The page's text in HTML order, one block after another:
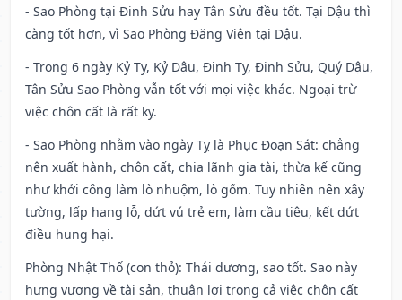
- Sao Phòng tại Đinh Sửu hay Tân Sửu đều tốt. Tại Dậu thì
càng tốt hơn, vì Sao Phòng Đăng Viên tại Dậu.
- Trong 6 ngày Kỷ Tỵ, Kỷ Dậu, Đinh Tỵ, Đinh Sửu, Quý Dậu,
Tân Sửu Sao Phòng vẫn tốt với mọi việc khác. Ngoại trừ
việc chôn cất là rất kỵ.
- Sao Phòng nhằm vào ngày Tỵ là Phục Đoạn Sát: chẳng
nên xuất hành, chôn cất, chia lãnh gia tài, thừa kế cũng
như khởi công làm lò nhuộm, lò gốm. Tuy nhiên nên xây
tường, lấp hang lỗ, dứt vú trẻ em, làm cầu tiêu, kết dứt
điều hung hại.
Phòng Nhật Thố (con thỏ): Thái dương, sao tốt. Sao này
hưng vượng về tài sản, thuận lợi trong cả việc chôn cất